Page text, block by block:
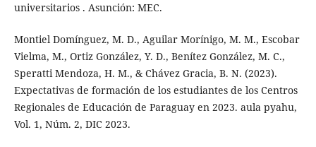
universitarios . Asunción: MEC.
Montiel Domínguez, M. D., Aguilar Morínigo, M. M., Escobar
Vielma, M., Ortiz González, Y. D., Benítez González, M. C.,
Speratti Mendoza, H. M., & Chávez Gracia, B. N. (2023).
Expectativas de formación de los estudiantes de los Centros
Regionales de Educación de Paraguay en 2023. aula pyahu,
Vol. 1, Núm. 2, DIC 2023.